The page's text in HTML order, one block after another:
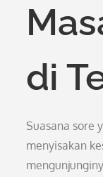
di
Suasana sore
menyisakan